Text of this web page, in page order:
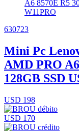
630723
Mini Pc
AMD PRO
128GB SSD
USD 198
USD 170